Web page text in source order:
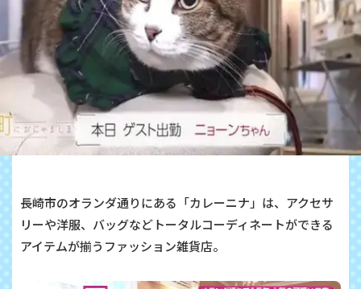
長崎市のオランダ通りにある「カレーニナ」は、アクセサ
リーや洋服、バッグなどトータルコーディネートができる
アイテムが揃うファッション雑貨店。